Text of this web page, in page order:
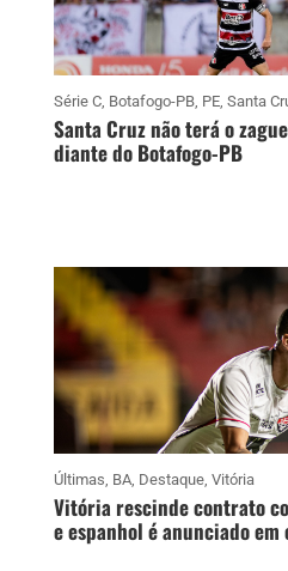
Série C, Botafogo-PB, PE, Santa
Santa Cruz não terá o
diante do Botafogo-PB
Últimas BA, Destaque, Vitória
Vitória rescinde contrato
e espanhol é anunciado